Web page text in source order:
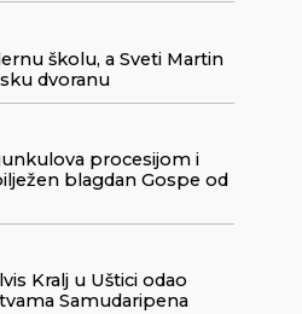
školu, a Sveti Martin
dvoranu
procesijom i
blagdan Gospe od
Kralj u Uštici odao
Samudaripena